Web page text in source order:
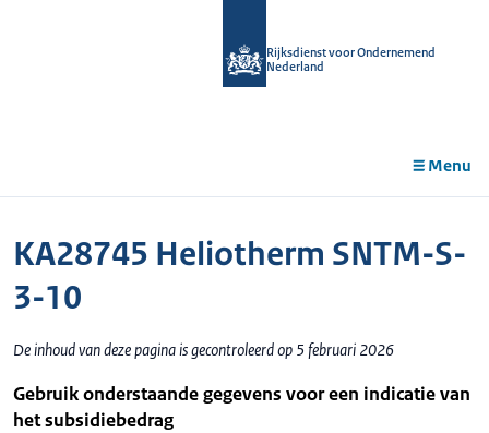
Rijksdienst voor Ondernemend
Nederland
Menu
KA28745 Heliotherm SNTM-S-
3-10
De inhoud van deze pagina is gecontroleerd op 5 februari 2026
Gebruik onderstaande gegevens voor een indicatie van
het subsidiebedrag